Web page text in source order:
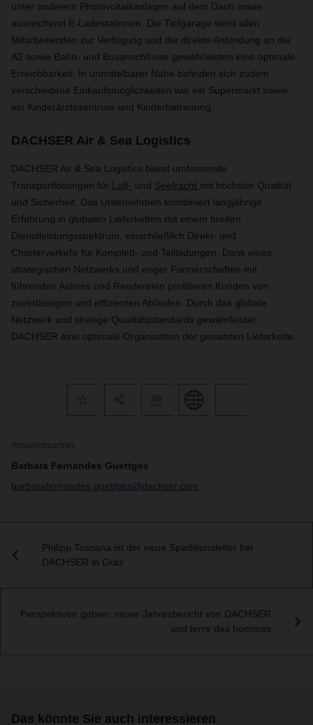
unter anderem Photovoltaikanlagen auf dem Dach sowie
ausreichend E-Ladestationen. Die Tiefgarage steht allen
Mitarbeitenden zur Verfügung und die direkte Anbindung an die
A2 sowie Bahn- und Busanschlüsse gewährleisten eine optimale
Erreichbarkeit. In unmittelbarer Nähe befinden sich zudem
verschiedene Einkaufsmöglichkeiten wie ein Supermarkt sowie
ein Kinderärztezentrum und Kinderbetreuung.
DACHSER Air & Sea Logistics
DACHSER Air & Sea Logistics bietet umfassende
Transportlösungen für Luft- und Seefracht mit höchster Qualität
und Sicherheit. Das Unternehmen kombiniert langjährige
Erfahrung in globalen Lieferketten mit einem breiten
Dienstleistungsspektrum, einschließlich Direkt- und
Charterverkehr für Komplett- und Teilladungen. Dank eines
strategischen Netzwerks und enger Partnerschaften mit
führenden Airlines und Reedereien profitieren Kunden von
zuverlässigen und effizienten Abläufen. Durch das globale
Netzwerk und strenge Qualitätsstandards gewährleistet
DACHSER eine optimale Organisation der gesamten Lieferkette.
Ansprechpartner
Barbara Fernandes Guettges
barbarafernandes.guettges@dachser.com
Philipp Toscana ist der neue Speditionsleiter bei
DACHSER in Graz
Perspektiven geben: neuer Jahresbericht von DACHSER
und terre des hommes
Das könnte Sie auch interessieren